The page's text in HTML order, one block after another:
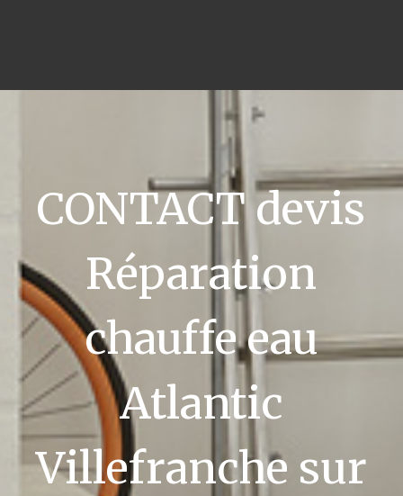
CONTACT devis
Réparation
chauffe eau
Atlantic
Villefranche sur